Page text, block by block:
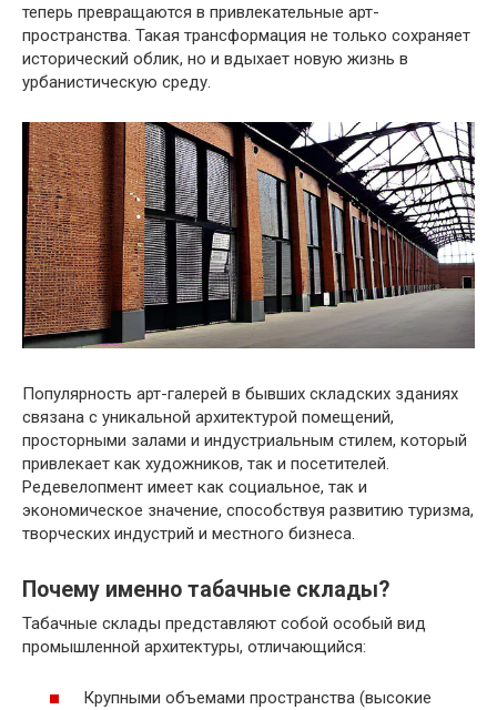
теперь превращаются в привлекательные арт-
пространства. Такая трансформация не только сохраняет
исторический облик, но и вдыхает новую жизнь в
урбанистическую среду.
Популярность арт-галерей в бывших складских зданиях
связана с уникальной архитектурой помещений,
просторными залами и индустриальным стилем, который
привлекает как художников, так и посетителей.
Редевелопмент имеет как социальное, так и
экономическое значение, способствуя развитию туризма,
творческих индустрий и местного бизнеса.
Почему именно табачные склады?
Табачные склады представляют собой особый вид
промышленной архитектуры, отличающийся:
Крупными объемами пространства (высокие